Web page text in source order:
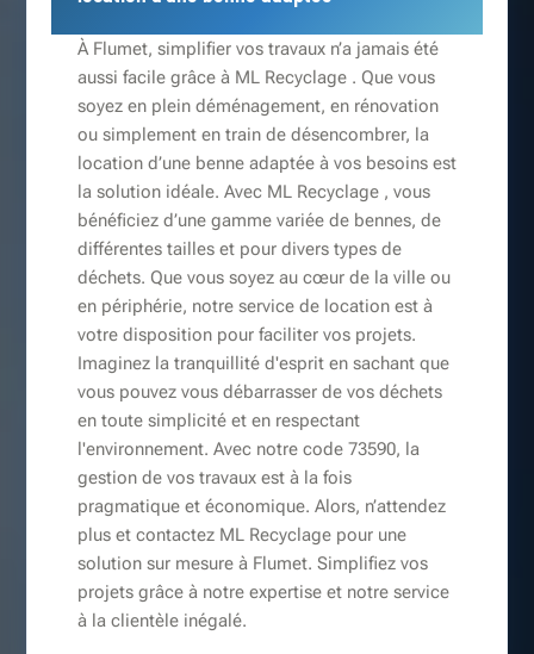
À Flumet, simplifier vos travaux n’a jamais été
aussi facile grâce à ML Recyclage . Que vous
soyez en plein déménagement, en rénovation
ou simplement en train de désencombrer, la
location d’une benne adaptée à vos besoins est
la solution idéale. Avec ML Recyclage , vous
bénéficiez d’une gamme variée de bennes, de
différentes tailles et pour divers types de
déchets. Que vous soyez au cœur de la ville ou
en périphérie, notre service de location est à
votre disposition pour faciliter vos projets.
Imaginez la tranquillité d'esprit en sachant que
vous pouvez vous débarrasser de vos déchets
en toute simplicité et en respectant
l'environnement. Avec notre code 73590, la
gestion de vos travaux est à la fois
pragmatique et économique. Alors, n’attendez
plus et contactez ML Recyclage pour une
solution sur mesure à Flumet. Simplifiez vos
projets grâce à notre expertise et notre service
à la clientèle inégalé.